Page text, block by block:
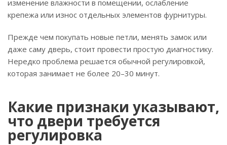
изменение влажности в помещении, ослабление
крепежа или износ отдельных элементов фурнитуры.
Прежде чем покупать новые петли, менять замок или
даже саму дверь, стоит провести простую диагностику.
Нередко проблема решается обычной регулировкой,
которая занимает не более 20–30 минут.
Какие признаки указывают,
что двери требуется
регулировка